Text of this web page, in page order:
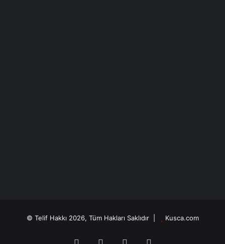
© Telif Hakkı 2026, Tüm Hakları Saklıdır | Kusca.com